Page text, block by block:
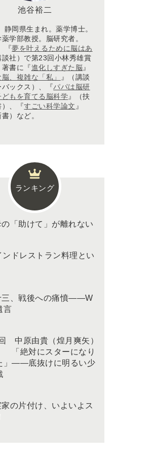
池谷裕二
静岡県生まれ。薬学博士。
学部教授。脳研究者。
『夢を叶えるために脳はあ
談社）で第23回小林秀雄賞
書に『進化しすぎた脳 』
、複雑な「私」
』（講談
バックス）、『パパは脳研
もを育てる脳科学』（扶
）、『すごい科学論文 』
書）など。
ランキング
「助けて」が離れない
ンドレストラン料理とい
三、戦後への痛憤――W
言
中原由貴（煌月爽矢）
「絶対にスターになり
」――底抜けに明るい少
の片付け、いよいよス